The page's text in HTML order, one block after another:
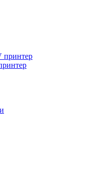
принтер